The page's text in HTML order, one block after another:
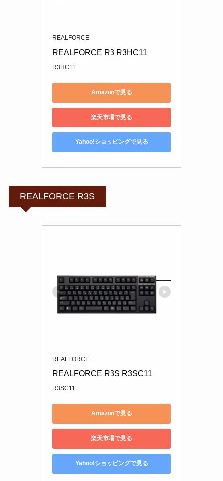
REALFORCE
REALFORCE R3 R3HC11
R3HC11
Amazonで見る
楽天市場で見る
Yahoo!ショッピングで見る
REALFORCE R3S
REALFORCE
REALFORCE R3S R3SC11
R3SC11
Amazonで見る
楽天市場で見る
Yahoo!ショッピングで見る